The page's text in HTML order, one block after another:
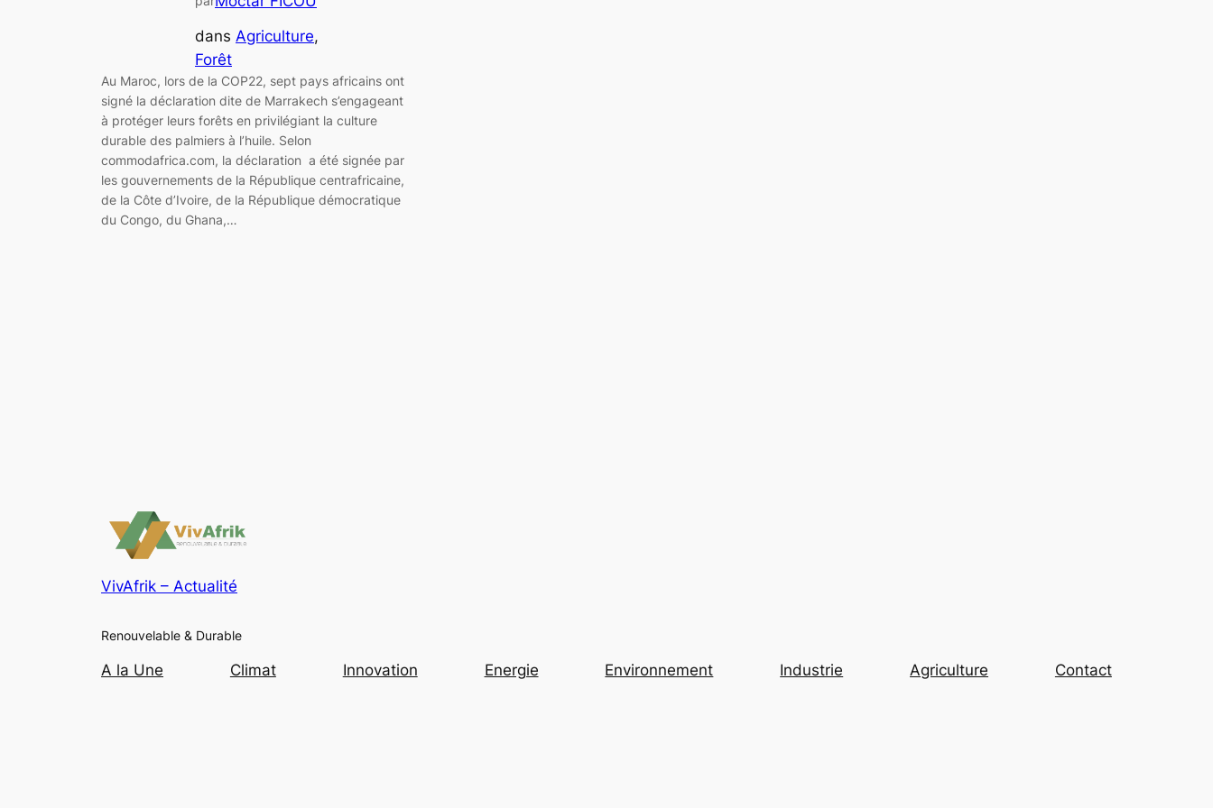
dans Agriculture
Forêt
Au Maroc, lors de la COP22, sept pays africains ont
signé la déclaration dite de Marrakech s’engageant
à protéger leurs forêts en privilégiant la culture
durable des palmiers à l’huile. Selon
commodafrica.com, la déclaration a été signée par
les gouvernements de la République centrafricaine,
de la Côte d’Ivoire, de la République démocratique
du Congo, du Ghana,…
VivAfrik – Actualité
Renouvelable & Durable
A la Une Climat Innovation Energie Environnement Industrie Agriculture Contact